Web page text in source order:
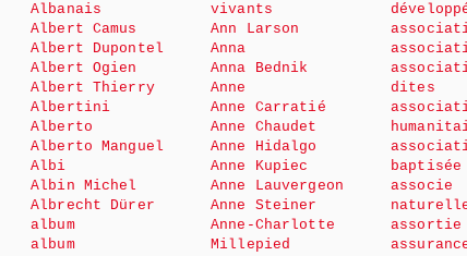
Albanais
Albert Camus
Albert Dupontel
Albert Ogien
Albert Thierry
Albertini
Alberto
Alberto Manguel
Albi
Albin Michel
Albrecht Dürer
album
album
vivants
Ann Larson
Anna
Anna Bednik
Anne
Anne Carratié
Anne Chaudet
Anne Hidalgo
Anne Kupiec
Anne Lauvergeon
Anne Steiner
Anne-Charlotte
Millepied
dites
baptisée
associe
assortie